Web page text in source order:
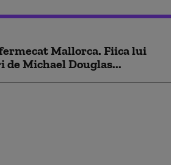
Mallorca. Fiica lui
de Michael Douglas...